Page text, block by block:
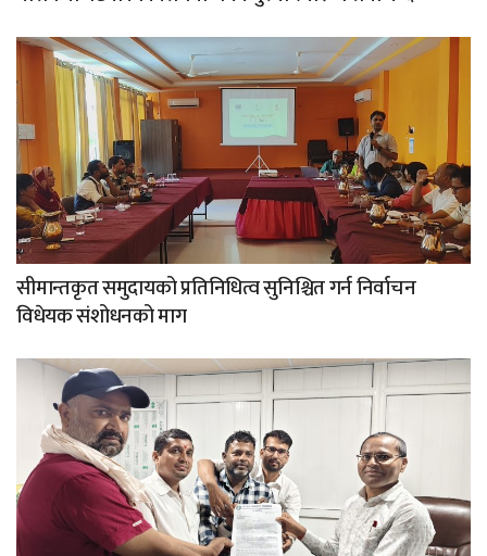
सीमान्तकृत समुदायको प्रतिनिधित्व सुनिश्चित गर्न निर्वाचन
विधेयक संशोधनको माग